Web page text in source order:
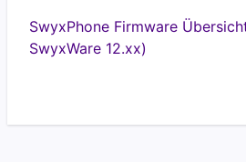
SwyxPhone Firmware
SwyxWare 12.xx)